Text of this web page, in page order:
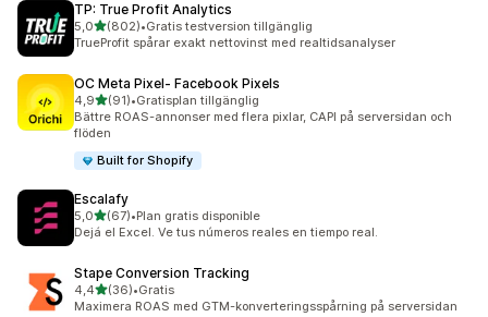
TP: True Profit Analytics
5,0av 5 stjärnor
(802)
802 recensioner totalt
•Gratis testversion tillgänglig
TrueProfit spårar exakt nettovinst med realtidsanalyser
OC Meta Pixel‑ Facebook Pixels
4,9av 5 stjärnor
(91)
91 recensioner totalt
•Gratisplan tillgänglig
Bättre ROAS-annonser med flera pixlar, CAPI på serversidan och
flöden
Built for Shopify
Escalafy
5,0av 5 stjärnor
(67)
67 recensioner totalt
•Plan gratis disponible
Dejá el Excel. Ve tus números reales en tiempo real.
Stape Conversion Tracking
4,4av 5 stjärnor
(36)
36 recensioner totalt
•Gratis
Maximera ROAS med GTM-konverteringsspårning på serversidan